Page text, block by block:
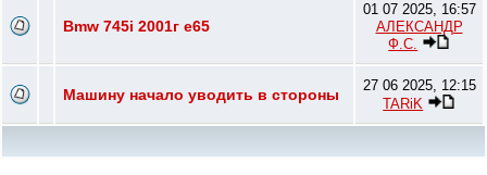
Bmw 745i 2001г e65
01 07 2025, 16:57
АЛЕКСАНДР
Ф.С.
Машину начало уводить в стороны
27 06 2025, 12:15
TARiK